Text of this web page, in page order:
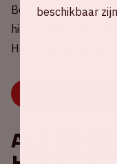
Ben jij klaar voor
hier jouw ArenA-
Harry Styles via de
Als
beschikbaar